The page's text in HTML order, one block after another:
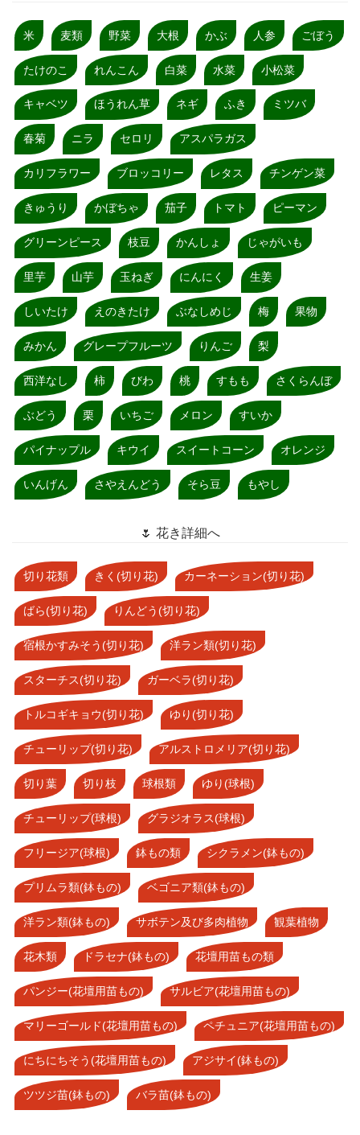
米 麦類 野菜 大根 かぶ 人参 ごぼう
たけのこ れんこん 白菜 水菜 小松菜
キャベツ ほうれん草 ネギ ふき ミツバ
春菊 ニラ セロリ アスパラガス
カリフラワー ブロッコリー レタス チンゲン菜
きゅうり かぼちゃ 茄子 トマト ピーマン
グリーンピース 枝豆 かんしょ じゃがいも
里芋 山芋 玉ねぎ にんにく 生姜
しいたけ えのきたけ ぶなしめじ 梅 果物
みかん グレープフルーツ りんご 梨
西洋なし 柿 びわ 桃 すもも さくらんぼ
ぶどう 栗 いちご メロン すいか
パイナップル キウイ スイートコーン オレンジ
いんげん さやえんどう そら豆 もやし
🌷 花き詳細へ
切り花類 きく(切り花) カーネーション(切り花)
ばら(切り花) りんどう(切り花)
宿根かすみそう(切り花) 洋ラン類(切り花)
スターチス(切り花) ガーベラ(切り花)
トルコギキョウ(切り花) ゆり(切り花)
チューリップ(切り花) アルストロメリア(切り花)
切り葉 切り枝 球根類 ゆり(球根)
チューリップ(球根) グラジオラス(球根)
フリージア(球根) 鉢もの類 シクラメン(鉢もの)
プリムラ類(鉢もの) ベゴニア類(鉢もの)
洋ラン類(鉢もの) サボテン及び多肉植物 観葉植物
花木類 ドラセナ(鉢もの) 花壇用苗もの類
パンジー(花壇用苗もの) サルビア(花壇用苗もの)
マリーゴールド(花壇用苗もの) ペチュニア(花壇用苗もの)
にちにちそう(花壇用苗もの) アジサイ(鉢もの)
ツツジ苗(鉢もの) バラ苗(鉢もの)